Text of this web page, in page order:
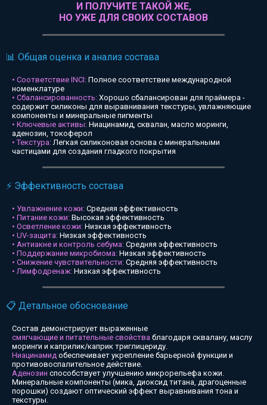
И ПОЛУЧИТЕ ТАКОЙ ЖЕ,
НО УЖЕ ДЛЯ СВОИХ СОСТАВОВ
📊 Общая оценка и анализ состава
• Соответствие INCI: Полное соответствие международной
номенклатуре
• Сбалансированность: Хорошо сбалансирован для праймера -
содержит силиконы для выравнивания текстуры, увлажняющие
компоненты и минеральные пигменты
• Ключевые активы: Ниацинамид, сквалан, масло моринги,
аденозин, токоферол
• Текстура:Легкая силиконовая основа с минеральными
частицами для создания гладкого покрытия
⚡ Эффективность состава
• Увлажнение кожи: Средняя эффективность
• Питание кожи: Высокая эффективность
• Осветление кожи: Низкая эффективность
• UV-защита: Низкая эффективность
• Антиакне и контроль себума: Средняя эффективность
• Поддержание микробиома: Низкая эффективность
• Снижение чувствительности: Средняя эффективность
• Лимфодренаж: Низкая эффективность
📋 Детальное обоснование
Состав демонстрирует выраженные
смягчающие и питательные свойства благодаря сквалану, маслу
моринги и каприлик/каприк триглицериду.
Ниацинамид обеспечивает укрепление барьерной функции и
противовоспалительное действие.
Аденозин способствует улучшению микрорельефа кожи.
Минеральные компоненты (мика, диоксид титана, драгоценные
порошки) создают оптический эффект выравнивания тона и
текстуры.